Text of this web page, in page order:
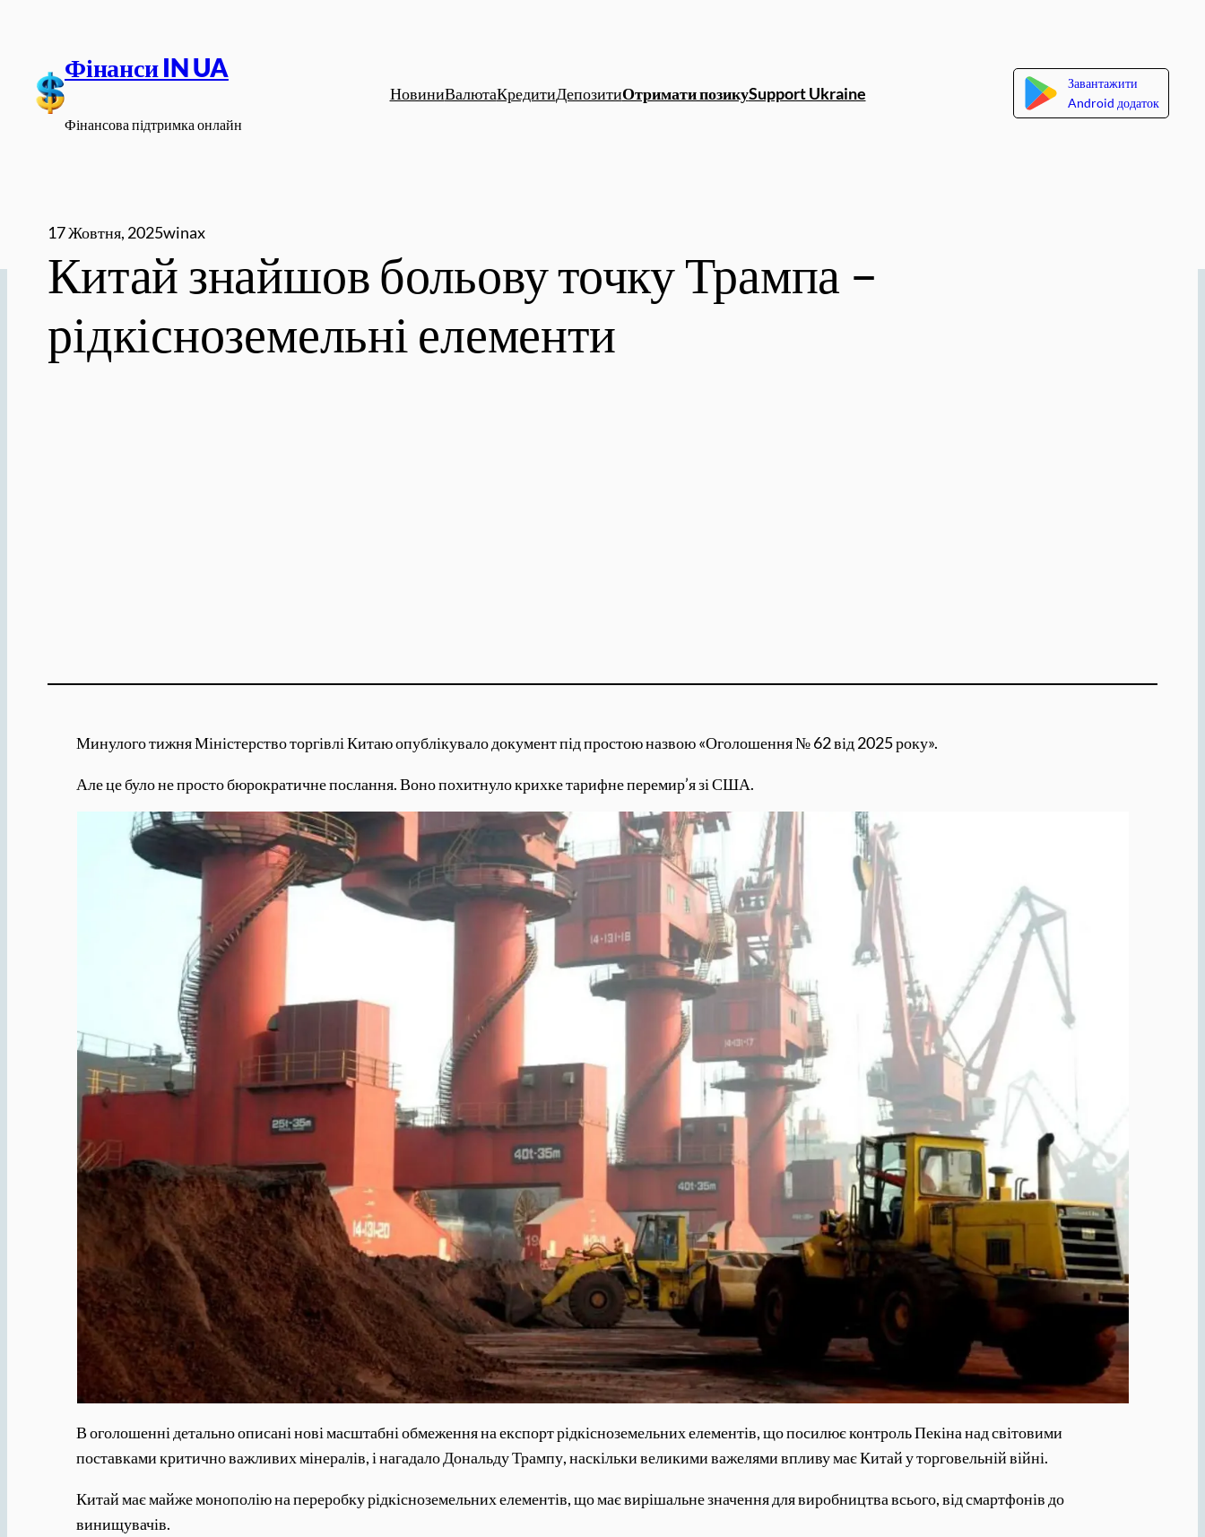
вмісту
Фінанси IN UA
Фінансова підтримка онлайн
НовиниВалютаКредитиДепозитиОтримати позикуSupport Ukraine
Завантажити
Android додаток
17 Жовтня, 2025winax
Китай знайшов больову точку Трампа –
рідкісноземельні елементи
Минулого тижня Міністерство торгівлі Китаю опублікувало документ під простою назвою «Оголошення № 62 від 2025 року».
Але це було не просто бюрократичне послання. Воно похитнуло крихке тарифне перемир’я зі США.
В оголошенні детально описані нові масштабні обмеження на експорт рідкісноземельних елементів, що посилює контроль Пекіна над світовими
поставками критично важливих мінералів, і нагадало Дональду Трампу, наскільки великими важелями впливу має Китай у торговельній війні.
Китай має майже монополію на переробку рідкісноземельних елементів, що має вирішальне значення для виробництва всього, від смартфонів до
винищувачів.